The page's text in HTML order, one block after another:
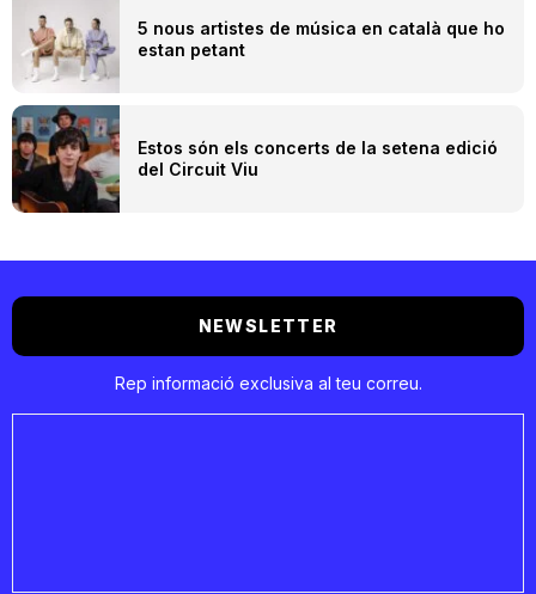
5 nous artistes de música en català que ho
estan petant
Estos són els concerts de la setena edició
del Circuit Viu
NEWSLETTER
Rep informació exclusiva al teu correu.